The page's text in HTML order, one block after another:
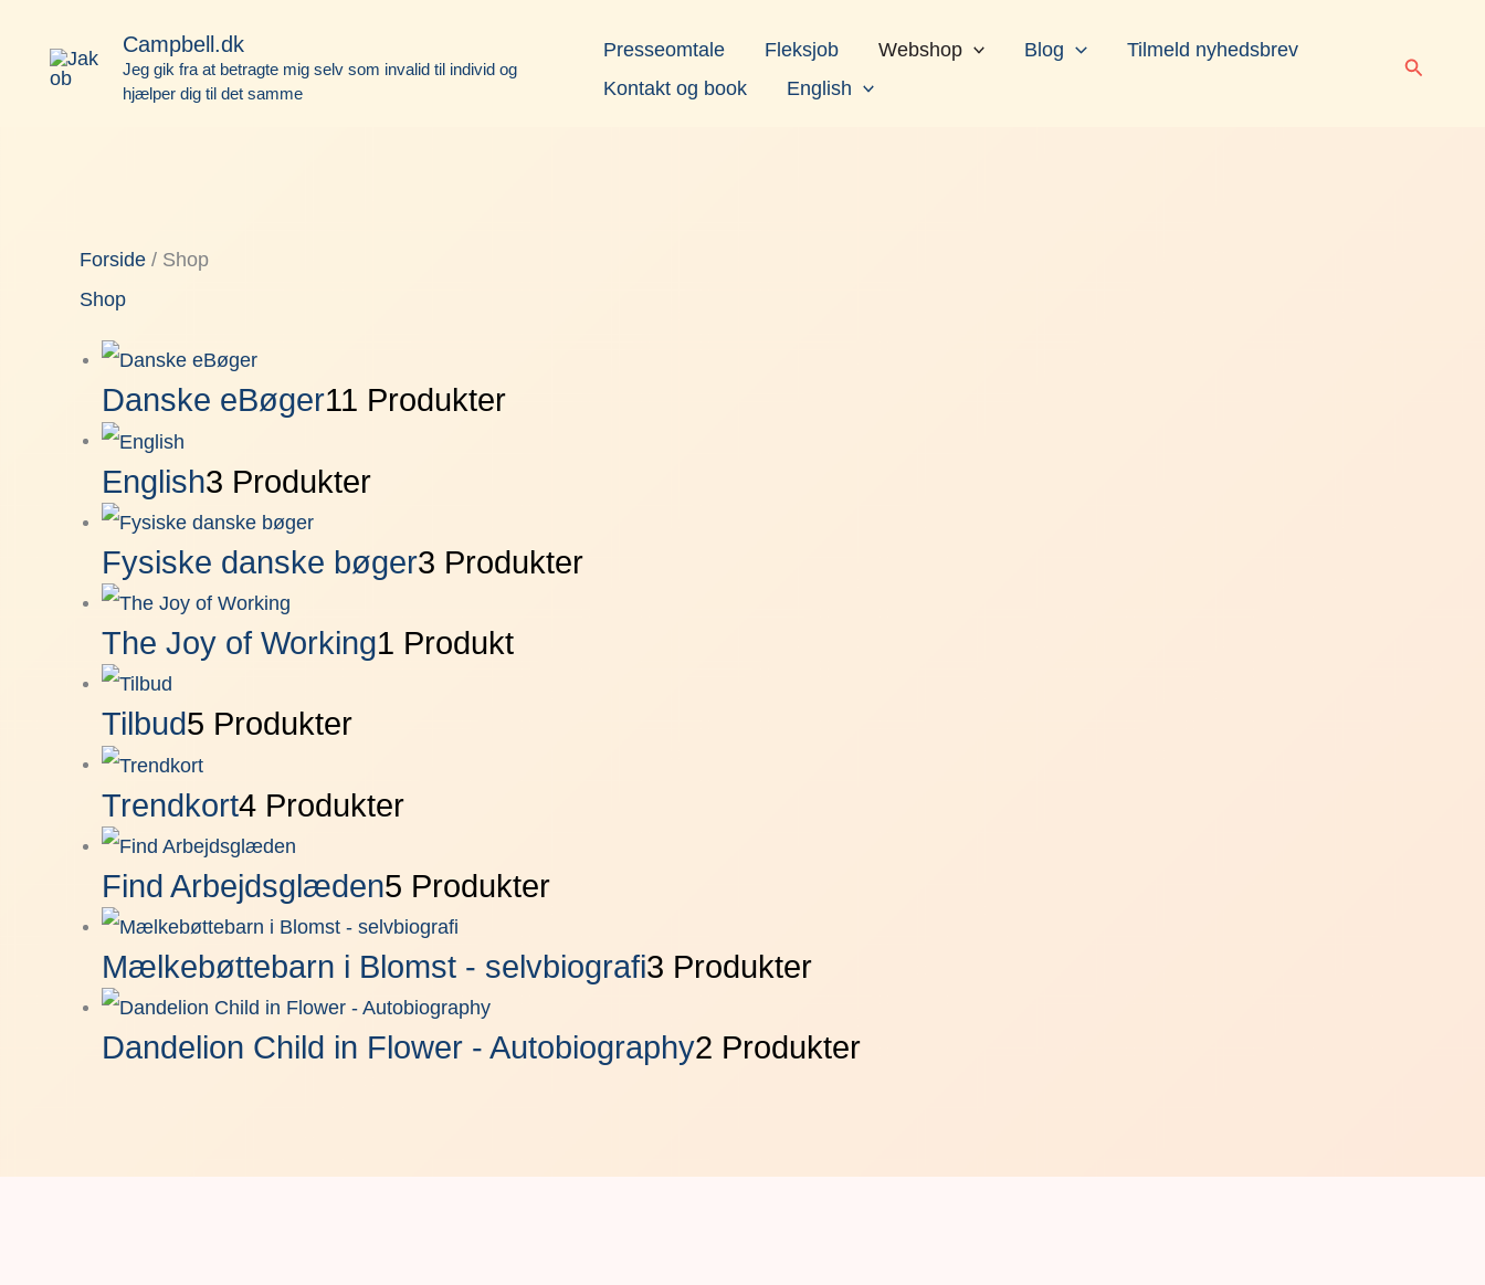
Campbell.dk
Jeg gik fra at betragte mig selv som invalid til individ og
hjælper dig til det samme
Presseomtale Fleksjob Webshop Blog
Tilmeld nyhedsbrev
Kontakt og book
English
Søg
Forside / Shop
Shop
Danske eBøger11 Produkter
English3 Produkter
Fysiske danske bøger3 Produkter
The Joy of Working1 Produkt
Tilbud5 Produkter
Trendkort4 Produkter
Find Arbejdsglæden5 Produkter
Mælkebøttebarn i Blomst - selvbiografi3 Produkter
Dandelion Child in Flower - Autobiography2 Produkter